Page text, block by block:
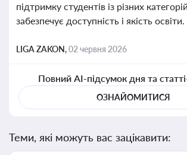
підтримку студентів із різних
забезпечує доступність і якість освіти.
LIGA ZAKON,02 червня 2026
Повний AI-підсумок дня та
ОЗНАЙОМИТИСЯ
Теми, які можуть вас зацікавити: